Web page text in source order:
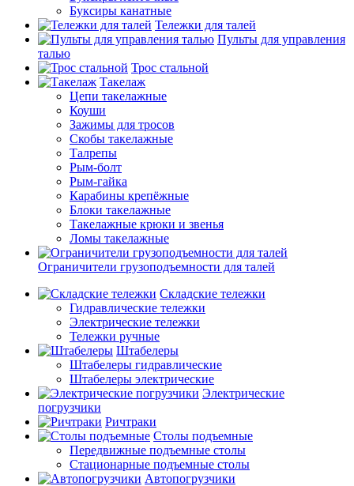
Буксиры канатные
Тележки для талей
Пульты для управления
талью
Трос стальной
Такелаж
Цепи такелажные
Коуши
Зажимы для тросов
Скобы такелажные
Талрепы
Рым-болт
Рым-гайка
Карабины крепёжные
Блоки такелажные
Такелажные крюки и звенья
Ломы такелажные
Ограничители грузоподъемности для талей
Складские тележки
Гидравлические тележки
Электрические тележки
Тележки ручные
Штабелеры
Штабелеры гидравлические
Штабелеры электрические
Электрические
погрузчики
Ричтраки
Столы подъемные
Передвижные подъемные столы
Стационарные подъемные столы
Автопогрузчики